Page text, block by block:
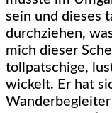
sein und dieses
durchziehen,
mich dieser
tollpatschige,
wickelt. Er hat